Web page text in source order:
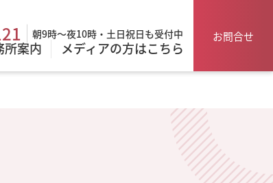
朝9時～夜10時・土日祝日も受付中
所案内 メディアの方はこちら
お問合せ